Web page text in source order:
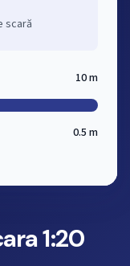
1:20
scară
10 m
0.5 m